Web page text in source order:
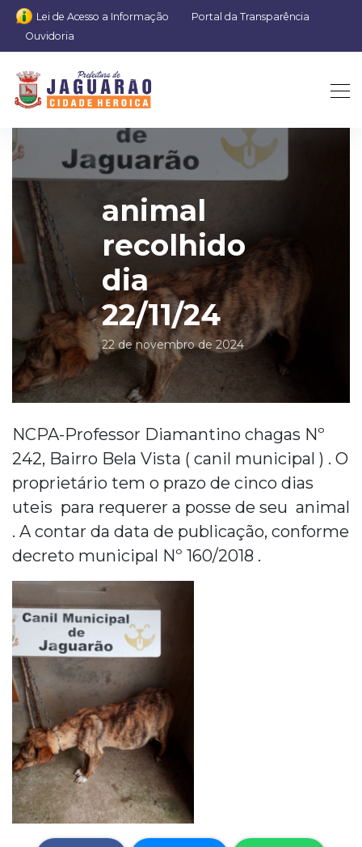
Lei de Acesso a Informação
Portal da Transparência
Ouvidoria
animal
recolhido
dia
22/11/24
22 de novembro de 2024
NCPA-Professor Diamantino chagas Nº
242, Bairro Bela Vista ( canil municipal ) . O
proprietário tem o prazo de cinco dias
uteis para requerer a posse de seu animal
. A contar da data de publicação, conforme
decreto municipal Nº 160/2018 .